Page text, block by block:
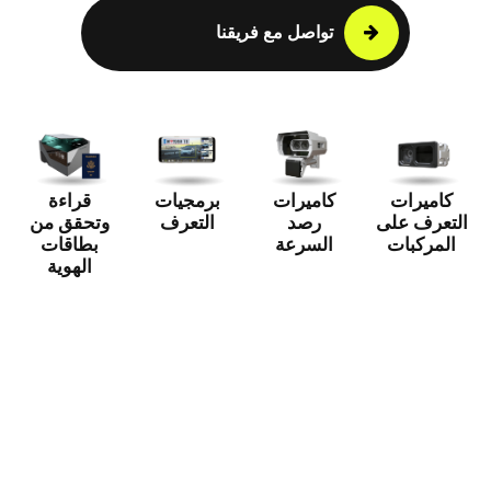
تواصل مع فريقنا
كاميرات
التعرف على
المركبات
كاميرات
رصد
السرعة
برمجيات
التعرف
قراءة
وتحقق من
بطاقات
الهوية